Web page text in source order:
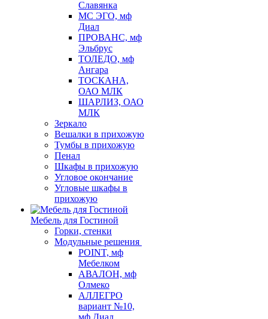
Славянка
МС ЭГО, мф
Диал
ПРОВАНС, мф
Эльбрус
ТОЛЕДО, мф
Ангара
ТОСКАНА,
ОАО МЛК
ШАРЛИЗ, ОАО
МЛК
Зеркало
Вешалки в прихожую
Тумбы в прихожую
Пенал
Шкафы в прихожую
Угловое окончание
Угловые шкафы в
прихожую
Мебель для Гостиной
Горки, стенки
Модульные решения
POINT, мф
Мебелком
АВАЛОН, мф
Олмеко
АЛЛЕГРО
вариант №10,
мф Диал